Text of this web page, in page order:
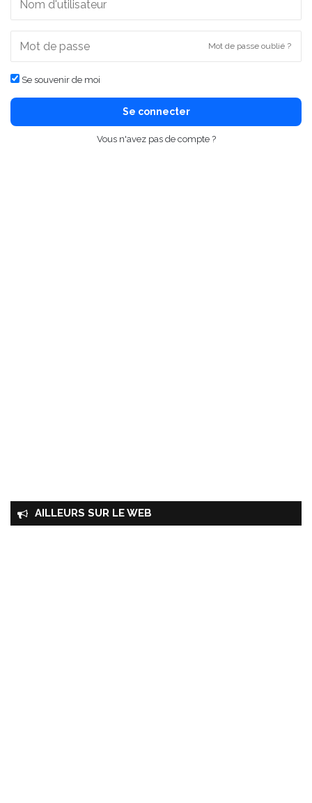
Mot de passe oublié ?
Se souvenir de moi
Se connecter
Vous n'avez pas de compte ?
AILLEURS SUR LE WEB